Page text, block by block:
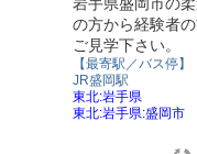
の方から経験者
ご見学下さい。
【最寄駅／バス停】
JR盛岡駅
東北:岩手県
東北:岩手県:盛岡市